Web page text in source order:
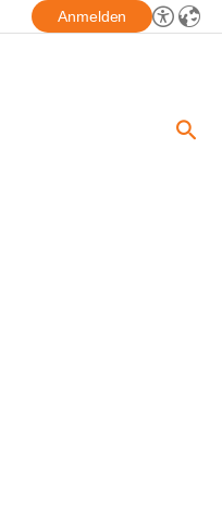
Anmelden